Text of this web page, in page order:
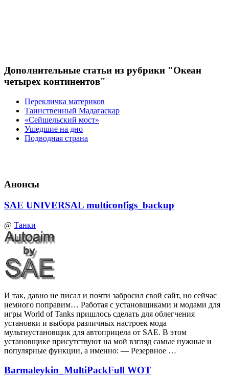
Дополнительные статьи из рубрики "Океан
четырех континентов"
Перекличка материков
Таинственный Мадагаскар
«Сейшельский моcт»
Ушедшие на дно
Подводная страна
Анонсы
SAE UNIVERSAL multiconfigs_backup
@ Танки
И так, давно не писал и почти забросил свой сайт, но сейчас
немного поправим… Работая с установщиками и модами для
игры World of Tanks пришлось сделать для облегчения
установки и выбора различных настроек мода
мультиустановщик для автоприцела от SAE. В этом
установщике присутствуют на мой взгляд самые нужные и
популярные функции, а именно: — Резервное …
Barmaleykin_MultiPackFull WOT